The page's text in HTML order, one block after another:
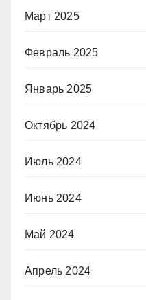
Март 2025
Февраль 2025
Январь 2025
Октябрь 2024
Июль 2024
Июнь 2024
Май 2024
Апрель 2024